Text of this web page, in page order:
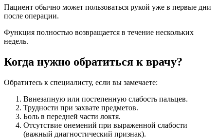
Пациент обычно может пользоваться рукой уже в первые дни
после операции.
Функция полностью возвращается в течение нескольких
недель.
Когда нужно обратиться к врачу?
Обратитесь к специалисту, если вы замечаете:
​Ввнезапную или постепенную слабость пальцев.
​Трудности при захвате предметов.
​Боль в передней части локтя.
​Отсутствие онемений при выраженной слабости
(важный диагностический признак).